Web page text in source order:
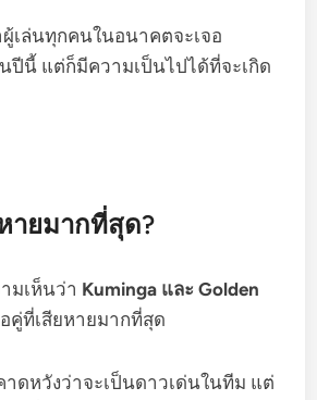
ผู้เล่นทุกคนในอนาคตจะเจอ
ปีนี้ แต่ก็มีความเป็นไปได้ที่จะเกิด
ายมากที่สุด?
มเห็นว่า Kuminga และ Golden
คู่ที่เสียหายมากที่สุด
าดหวังว่าจะเป็นดาวเด่นในทีม แต่